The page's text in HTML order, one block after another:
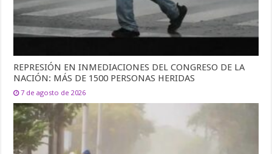
REPRESIÓN EN INMEDIACIONES DEL CONGRESO DE LA
NACIÓN: MÁS DE 1500 PERSONAS HERIDAS
7 de agosto de 2026